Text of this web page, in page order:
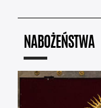
NABOŻEŃSTWA